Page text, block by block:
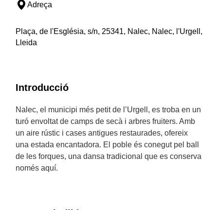
Adreça
Plaça, de l'Església, s/n, 25341, Nalec, Nalec, l'Urgell,
Lleida
Introducció
Nalec, el municipi més petit de l’Urgell, es troba en un
turó envoltat de camps de secà i arbres fruiters. Amb
un aire rústic i cases antigues restaurades, ofereix
una estada encantadora. El poble és conegut pel ball
de les forques, una dansa tradicional que es conserva
només aquí.